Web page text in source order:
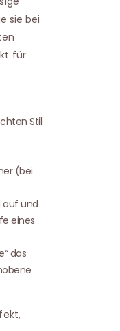
sie bei
für
Stil
(bei
auf und
eines
das